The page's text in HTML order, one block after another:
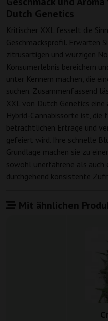
Dutch Genetics
Kritischer XXL fesselt die
Geschmacksprofil. Erwarten
zitrusartigen und würzigen
Konsumerlebnis bereichern
unter Kennern machen, die
suchen. Zusammenfassend
XXL von Dutch Genetics
Hybrid-Cannabissorte ist,
beträchtlichen Erträge und
gefeiert wird. Ihre schnelle
Grundlage machen sie zu
sowohl unerfahrene als
durchgehend konsistente
Mit ähnlichen